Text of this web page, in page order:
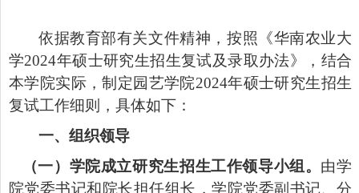
依据教育部有关文件精神，按照《华南农业大
学2024年硕士研究生招生复试及录取办法》，结合
本学院实际，制定园艺学院2024年硕士研究生招生
复试工作细则，具体如下：
一、组织领导
（一）学院成立研究生招生工作领导小组。 由学
院党委书记和院长担任组长，学院党委副书记、分